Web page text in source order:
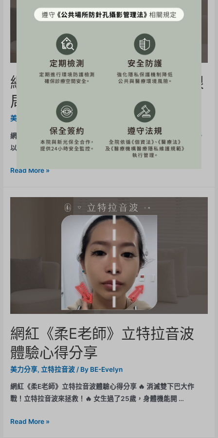
網紅《TAKO》立特拉音波~眼
周拉提體驗心得分享
美力分享 立特拉音波/ By
網紅《TAKO》立特拉音波~眼周拉提有感體驗心得分享 老實說，
以前我真的很少動「眼周」但最近照鏡子、自拍的時候 …
Read More »
網紅《柔E老師》立特拉音波
體驗心得分享
美力分享, 立特拉音波 / By BE-Evelyn
網紅《柔E老師》立特拉音波體驗心得分享 🔥 消滅雙下巴大作
戰！立特拉音波來拯救！🔥 女生過了25歲，身體機能開 …
Read More »